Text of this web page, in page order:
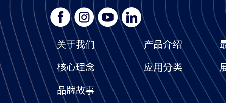
关于我们
核心理念
品牌故事
产品介绍
应用分类